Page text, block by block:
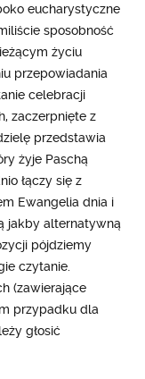
eucharystyczne
sposobność
życiu
przepowiadania
celebracji
zaczerpnięte z
przedstawia
żyje Paschą
łączy się z
Ewangelia dnia i
jakby alternatywną
pójdziemy
czytanie.
(zawierające
przypadku dla
głosić